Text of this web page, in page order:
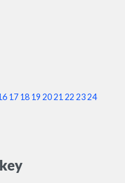
17 18 19 2021 22 2324